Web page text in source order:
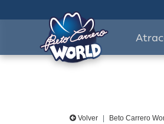
Volver Beto Carrero